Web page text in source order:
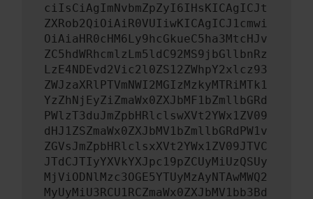
ciIsCiAgImNvbmZpZyI6IHsKICAgICJt
ZXRob2QiOiAiR0VUIiwKICAgICJ1cmwi
OiAiaHR0cHM6Ly9hcGkueC5ha3MtcHJv
ZC5hdWRhcmlzLm5ldC92MS9jbGllbnRz
LzE4NDEvd2Vic2l0ZS12ZWhpY2xlcz93
ZWJzaXRlPTVmNWI2MGIzMzkyMTRiMTk1
YzZhNjEyZiZmaWx0ZXJbMF1bZmllbGRd
PWlzT3duJmZpbHRlclswXVt2YWx1ZV09
dHJ1ZSZmaWx0ZXJbMV1bZmllbGRdPW1v
ZGVsJmZpbHRlclsxXVt2YWx1ZV09JTVC
JTdCJTIyYXVkYXJpc19pZCUyMiUzQSUy
MjViODNlMzc3OGE5YTUyMzAyNTAwMWQ2
MyUyMiU3RCU1RCZmaWx0ZXJbMV1bb3Bd